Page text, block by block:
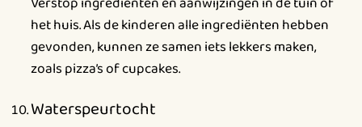
het huis. Als de kinderen alle ingrediënten hebben
gevonden, kunnen ze samen iets lekkers maken,
zoals pizza’s of cupcakes.
Waterspeurtocht